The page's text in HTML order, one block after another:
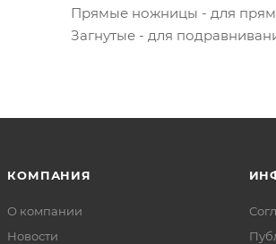
Прямые ножницы - для
Загнутые - для
КОМПАНИЯ
О компании
Новости